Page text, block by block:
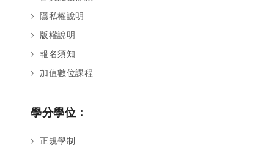
隱私權說明
版權說明
報名須知
加值數位課程
學分學位：
正規學制